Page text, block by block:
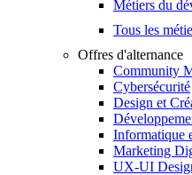
Métiers du
Tous les
Offres d'alternance
Community
Cybersécurité
Design et
Informatique
Marketing
UX-UI